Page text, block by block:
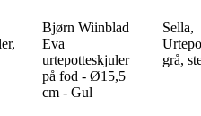
Bjørn Wiinblad
Eva
urtepotteskjuler
på fod - Ø15,5
cm - Gul
Sella,
grå,